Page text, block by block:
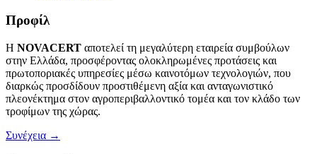
Προφίλ
Η NOVACERT αποτελεί τη μεγαλύτερη εταιρεία συμβούλων
στην Ελλάδα, προσφέροντας ολοκληρωμένες προτάσεις και
πρωτοποριακές υπηρεσίες μέσω καινοτόμων τεχνολογιών, που
διαρκώς προσδίδουν προστιθέμενη αξία και ανταγωνιστικό
πλεονέκτημα στον αγροπεριβαλλοντικό τομέα και τον κλάδο των
τροφίμων της χώρας.
Συνέχεια →